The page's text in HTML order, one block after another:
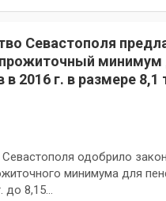
Севастополя
прожиточный минимум
в 2016 г. в размере 8,1
Севастополя одобрило
минимума для
до 8,15…